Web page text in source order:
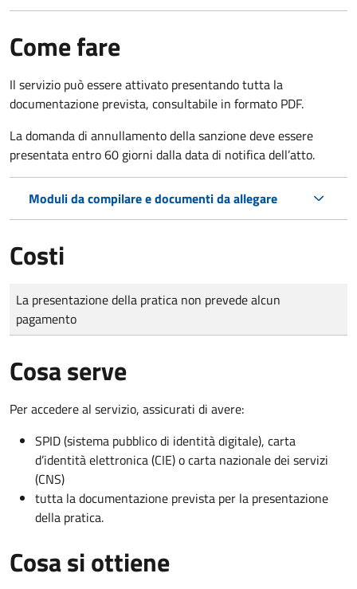
Come fare
Il servizio può essere attivato presentando tutta la
documentazione prevista, consultabile in formato PDF.
La domanda di annullamento della sanzione deve essere
presentata entro 60 giorni dalla data di notifica dell’atto.
Moduli da compilare e documenti da allegare
Costi
Tipo di pagamento
Importo
La presentazione della pratica non prevede alcun
pagamento
Cosa serve
Per accedere al servizio, assicurati di avere:
SPID (sistema pubblico di identità digitale), carta
d’identità elettronica (CIE) o carta nazionale dei servizi
(CNS)
tutta la documentazione prevista per la presentazione
della pratica.
Cosa si ottiene